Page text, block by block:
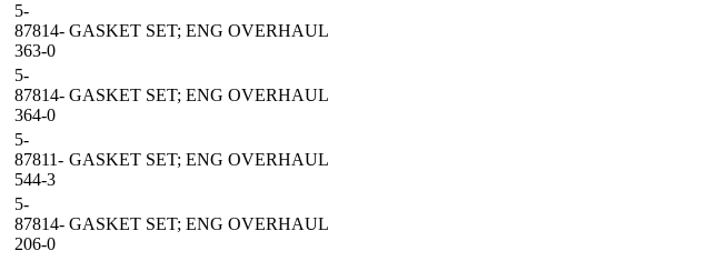
5-
87814-
363-0
GASKET SET; ENG OVERHAUL
5-
87814-
364-0
GASKET SET; ENG OVERHAUL
5-
87811-
544-3
GASKET SET; ENG OVERHAUL
5-
87814-
206-0
GASKET SET; ENG OVERHAUL